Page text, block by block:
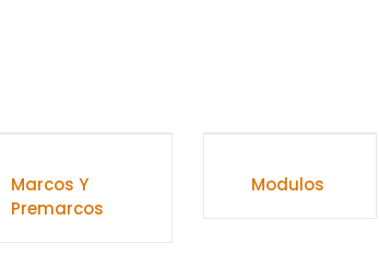
Marcos Y
Premarcos
Modulos